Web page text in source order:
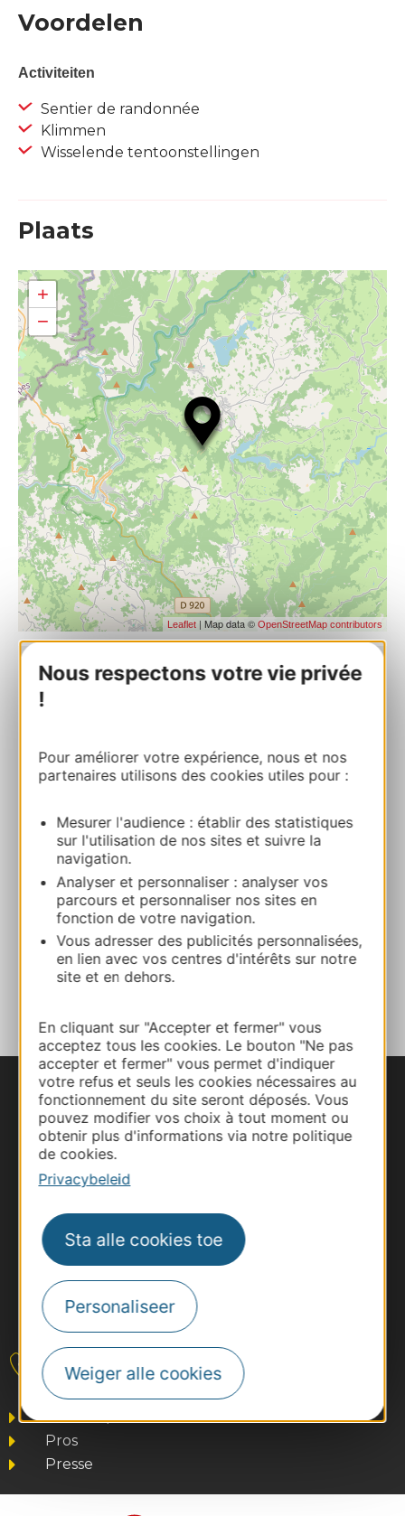
Nous respectons votre vie privée
!
Pour améliorer votre expérience, nous et nos
partenaires utilisons des cookies utiles pour :
Mesurer l'audience : établir des statistiques
sur l'utilisation de nos sites et suivre la
navigation.
Analyser et personnaliser : analyser vos
parcours et personnaliser nos sites en
fonction de votre navigation.
Vous adresser des publicités personnalisées,
en lien avec vos centres d'intérêts sur notre
site et en dehors.
En cliquant sur "Accepter et fermer" vous
acceptez tous les cookies. Le bouton "Ne pas
accepter et fermer" vous permet d'indiquer
votre refus et seuls les cookies nécessaires au
fonctionnement du site seront déposés. Vous
pouvez modifier vos choix à tout moment ou
obtenir plus d'informations via notre politique
de cookies.
Privacybeleid
Sta alle cookies toe
Personaliseer
Weiger alle cookies
Voordelen
Activiteiten
Sentier de randonnée
Klimmen
Wisselende tentoonstellingen
Plaats
+
−
Leaflet | Map data © OpenStreetMap contributors
Eglise du XIIème siècle à Bes Bédène
Bereken uw route
+33565448137
Website
TOEVOEGEN
AAN NOTITIEBOEKJE
#VoyageOccitanie
Contact
Business/Mice
Pros
Presse